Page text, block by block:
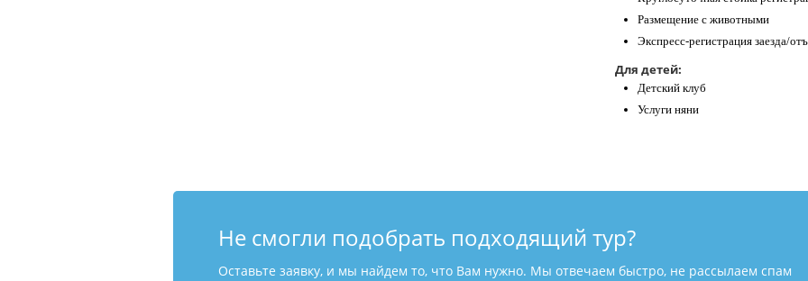
Размещение с животными
Экспресс-регистрация заезда/
Для детей:
Детский клуб
Услуги няни
Не смогли подобрать подходящий тур?
Оставьте заявку, и мы найдем то, что Вам нужно. Мы отвечаем быстро, не рассылаем спам